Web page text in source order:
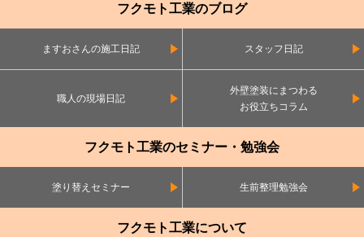
フクモト工業のブログ
ますおさんの施工日記 スタッフ日記
職人の現場日記
外壁塗装にまつわる
お役立ちコラム
フクモト工業のセミナー・勉強会
塗り替えセミナー 生前整理勉強会
フクモト工業について